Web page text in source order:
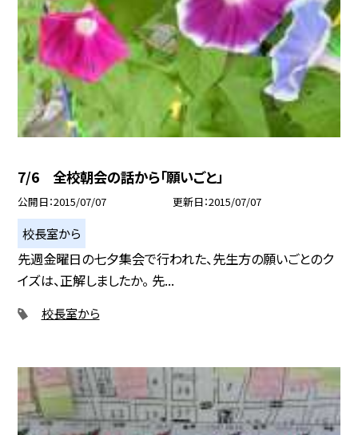
7/6 全校朝会の話から「願いごと」
公開日 2015/07/07 更新日 2015/07/07
校長室から
先週金曜日の七夕集会で行われた、先生方の願いごとのク
イズは、正解しましたか。 先...
校長室から